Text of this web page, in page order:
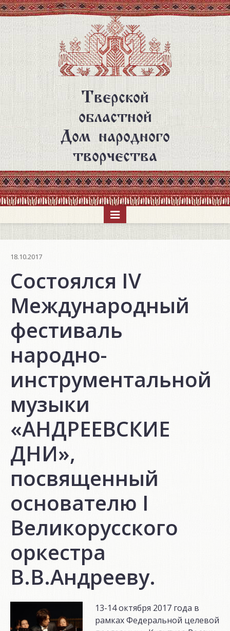
Перейти
к
основному
содержанию
Тверской
областной
Дом народного
творчества
18.10.2017
Состоялся IV
Международный
фестиваль
народно-
инструментальной
музыки
«АНДРЕЕВСКИЕ
ДНИ»,
посвященный
основателю I
Великорусского
оркестра
В.В.Андрееву.
13-14 октября 2017 года в
рамках Федеральной целевой